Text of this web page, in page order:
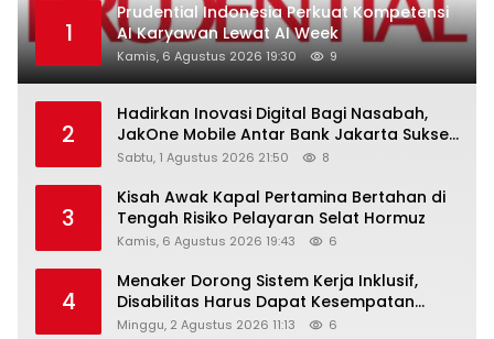
1
Prudential Indonesia Perkuat Kompetensi
AI Karyawan Lewat AI Week
Kamis, 6 Agustus 2026 19:30 9
2
Hadirkan Inovasi Digital Bagi Nasabah,
JakOne Mobile Antar Bank Jakarta Sukses
Raih Digital Excellence Awards 2026
Sabtu, 1 Agustus 2026 21:50 8
3
Kisah Awak Kapal Pertamina Bertahan di
Tengah Risiko Pelayaran Selat Hormuz
Kamis, 6 Agustus 2026 19:43 6
4
Menaker Dorong Sistem Kerja Inklusif,
Disabilitas Harus Dapat Kesempatan
Setara
Minggu, 2 Agustus 2026 11:13 6